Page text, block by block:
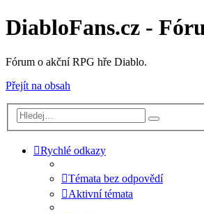
DiabloFans.cz -
Fórum o akční RPG hře Diablo.
Přejít na obsah
Rychlé odkazy
Témata bez odpovědí
Aktivní témata